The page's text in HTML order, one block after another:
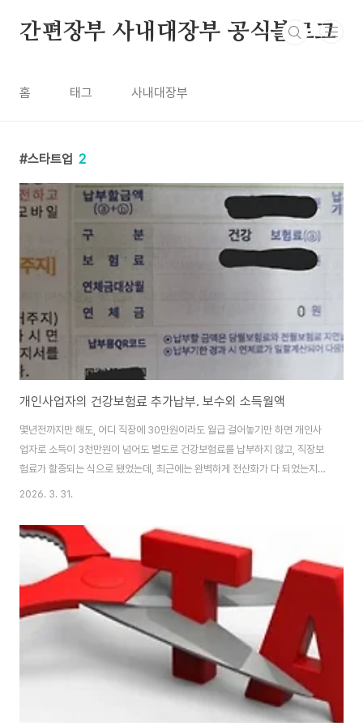
간편장부 사내대장부 공식블로그
홈 태그 사내대장부
스타트업 2
개인사업자의 건강보험료 추가납부. 보수외 소득월액
몇년전까지만 해도, 어디 직장에 30만원이라도 월급 걸어놓기만 하면 개인사
업자로 소득이 3천만원이 넘어도 별도로 건강보험료를 납부하지 않고, 직장보
험료가 할증되는 식으로 됐었는데, 최근에는 완벽하게 전산화가 다 되었는지
세법의 개정탓인지 2천만원에서 조금의 얄짤도 허용하지 않고 추가 보험료 납
금액을 12개월을 매월 내야 합니다. 또 가끔은 이걸 몰라서 나중에 확인하고 연
체료가 추가된 독촉고지서를 받기도 합니다. 직장에서 얼마를 버는지와는 상관
이 없이, 개인사업자로 사업소득이 2천만원이 넘으면 초과분 (즉, 2100만원
소득이라면 100만원) 에 대한 추가 건보료를 내게 됩니다. 그런데 단순히 사업
소득만이 아니라 금융소득+임대소..
2026. 3. 31.